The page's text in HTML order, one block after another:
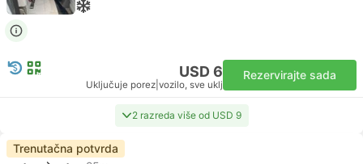
USD 6
Uključuje porez vozilo, sve uklj
Rezervirajte sada
2 razreda više od USD 9
Trenutačna potvrda